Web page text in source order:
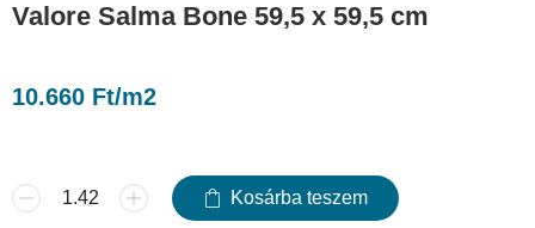
Valore Salma Bone 59,5 x 59,5 cm
10.660 Ft/m2
Kosárba teszem